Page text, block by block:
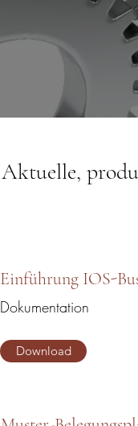
Aktuelle,
Einführung IOS-
Dokumentation
Download